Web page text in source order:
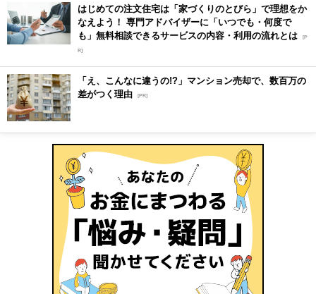
はじめての注文住宅は「家づくりのとびら」で理想をか
なえよう！ 専門アドバイザーに「いつでも・何度で
も」無料相談できるサービスの内容・利用の流れとは [P
R]
「え、こんなに違うの!?」マンション売却で、数百万の
差がつく理由 [PR]